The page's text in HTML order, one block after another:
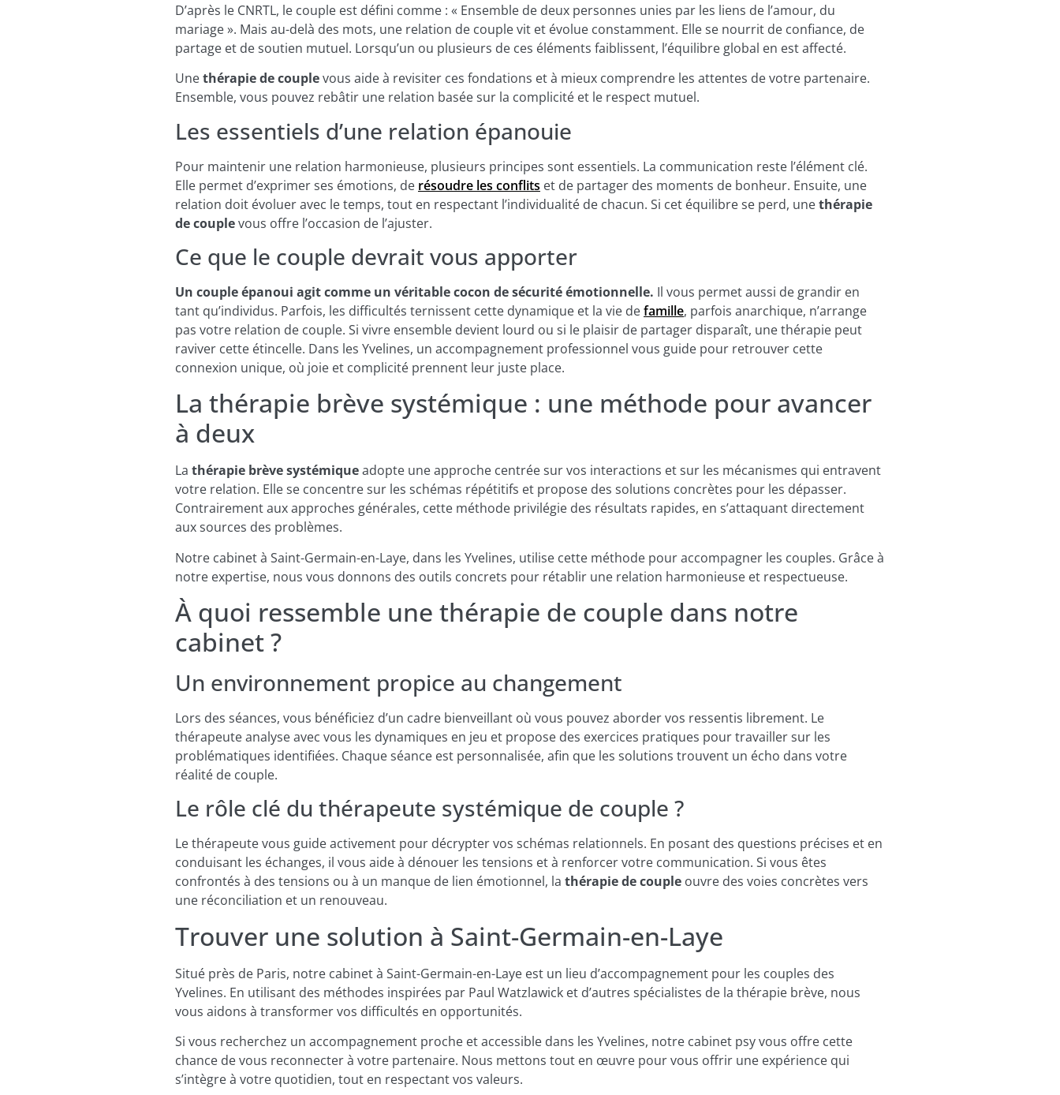
D’après le CNRTL, le couple est défini comme : « Ensemble de deux personnes unies par les liens de l’amour, du
mariage ». Mais au-delà des mots, une relation de couple vit et évolue constamment. Elle se nourrit de confiance, de
partage et de soutien mutuel. Lorsqu’un ou plusieurs de ces éléments faiblissent, l’équilibre global en est affecté.
Unethérapie de couplevous aide à revisiter ces fondations et à mieux comprendre les attentes de votre partenaire.
Ensemble, vous pouvez rebâtir une relation basée sur la complicité et le respect mutuel.
Les essentiels d’une relation épanouie
Pour maintenir une relation harmonieuse, plusieurs principes sont essentiels. La communication reste l’élément clé.
Elle permet d’exprimer ses émotions, de résoudre les conflits et de partager des moments de bonheur. Ensuite, une
relation doit évoluer avec le temps, tout en respectant l’individualité de chacun. Si cet équilibre se perd, unethérapie
de couplevous offre l’occasion de l’ajuster.
Ce que le couple devrait vous apporter
Un couple épanoui agit comme un véritable cocon de sécurité émotionnelle. Il vous permet aussi de grandir en
tant qu’individus. Parfois, les difficultés ternissent cette dynamique et la vie defamille, parfois anarchique, n’arrange
pas votre relation de couple. Si vivre ensemble devient lourd ou si le plaisir de partager disparaît, une thérapie peut
raviver cette étincelle. Dans les Yvelines, un accompagnement professionnel vous guide pour retrouver cette
connexion unique, où joie et complicité prennent leur juste place.
La thérapie brève systémique : une méthode pour avancer
à deux
La thérapie brève systémiqueadopte une approche centrée sur vos interactions et sur les mécanismes qui entravent
votre relation. Elle se concentre sur les schémas répétitifs et propose des solutions concrètes pour les dépasser.
Contrairement aux approches générales, cette méthode privilégie des résultats rapides, en s’attaquant directement
aux sources des problèmes.
Notre cabinet à Saint-Germain-en-Laye, dans les Yvelines, utilise cette méthode pour accompagner les couples. Grâce à
notre expertise, nous vous donnons des outils concrets pour rétablir une relation harmonieuse et respectueuse.
À quoi ressemble une thérapie de couple dans notre
cabinet ?
Un environnement propice au changement
Lors des séances, vous bénéficiez d’un cadre bienveillant où vous pouvez aborder vos ressentis librement. Le
thérapeute analyse avec vous les dynamiques en jeu et propose des exercices pratiques pour travailler sur les
problématiques identifiées. Chaque séance est personnalisée, afin que les solutions trouvent un écho dans votre
réalité de couple.
Le rôle clé du thérapeute systémique de couple ?
Le thérapeute vous guide activement pour décrypter vos schémas relationnels. En posant des questions précises et en
conduisant les échanges, il vous aide à dénouer les tensions et à renforcer votre communication. Si vous êtes
confrontés à des tensions ou à un manque de lien émotionnel, la thérapie de couple ouvre des voies concrètes vers
une réconciliation et un renouveau.
Trouver une solution à Saint-Germain-en-Laye
Situé près de Paris, notre cabinet à Saint-Germain-en-Laye est un lieu d’accompagnement pour les couples des
Yvelines. En utilisant des méthodes inspirées par Paul Watzlawick et d’autres spécialistes de la thérapie brève, nous
vous aidons à transformer vos difficultés en opportunités.
Si vous recherchez un accompagnement proche et accessible dans les Yvelines, notre cabinet psy vous offre cette
chance de vous reconnecter à votre partenaire. Nous mettons tout en œuvre pour vous offrir une expérience qui
s’intègre à votre quotidien, tout en respectant vos valeurs.